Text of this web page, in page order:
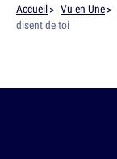
Accueil Vu en Une
disent de toi